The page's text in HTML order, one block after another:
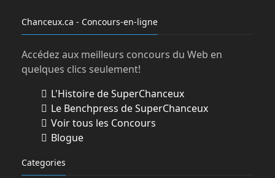
Chanceux.ca - Concours-en-ligne
Accédez aux meilleurs concours du Web en
quelques clics seulement!
L'Histoire de SuperChanceux
Le Benchpress de SuperChanceux
Voir tous les Concours
Blogue
Categories